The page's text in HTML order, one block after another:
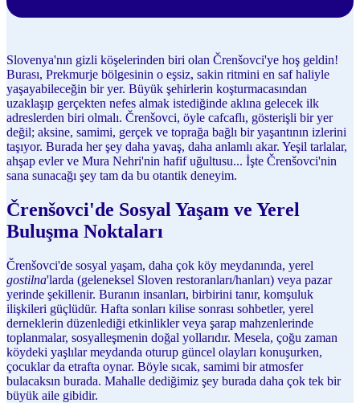
Slovenya'nın gizli köşelerinden biri olan Črenšovci'ye hoş geldin!
Burası, Prekmurje bölgesinin o eşsiz, sakin ritmini en saf haliyle
yaşayabileceğin bir yer. Büyük şehirlerin koşturmacasından
uzaklaşıp gerçekten nefes almak istediğinde aklına gelecek ilk
adreslerden biri olmalı. Črenšovci, öyle cafcaflı, gösterişli bir yer
değil; aksine, samimi, gerçek ve toprağa bağlı bir yaşantının izlerini
taşıyor. Burada her şey daha yavaş, daha anlamlı akar. Yeşil tarlalar,
ahşap evler ve Mura Nehri'nin hafif uğultusu... İşte Črenšovci'nin
sana sunacağı şey tam da bu otantik deneyim.
Črenšovci'de Sosyal Yaşam ve Yerel
Buluşma Noktaları
Črenšovci'de sosyal yaşam, daha çok köy meydanında, yerel
gostilna'larda (geleneksel Sloven restoranları/hanları) veya pazar
yerinde şekillenir. Buranın insanları, birbirini tanır, komşuluk
ilişkileri güçlüdür. Hafta sonları kilise sonrası sohbetler, yerel
derneklerin düzenlediği etkinlikler veya şarap mahzenlerinde
toplanmalar, sosyalleşmenin doğal yollarıdır. Mesela, çoğu zaman
köydeki yaşlılar meydanda oturup güncel olayları konuşurken,
çocuklar da etrafta oynar. Böyle sıcak, samimi bir atmosfer
bulacaksın burada. Mahalle dediğimiz şey burada daha çok tek bir
büyük aile gibidir.